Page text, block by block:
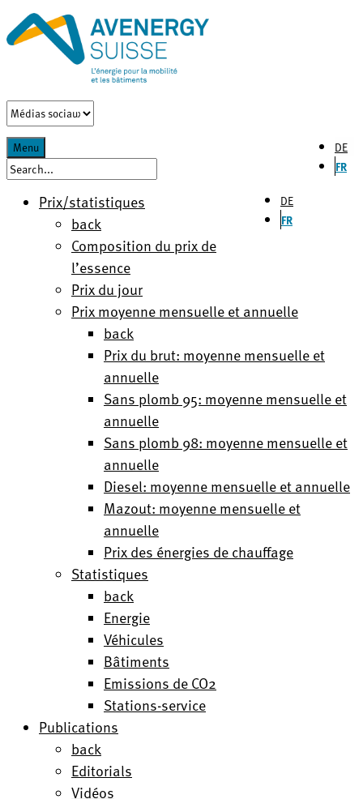
DE
FR
Menu
DE
FR
Prix/statistiques
back
Composition du prix de
l’essence
Prix du jour
Prix moyenne mensuelle et annuelle
back
Prix du brut: moyenne mensuelle et
annuelle
Sans plomb 95: moyenne mensuelle et
annuelle
Sans plomb 98: moyenne mensuelle et
annuelle
Diesel: moyenne mensuelle et annuelle
Mazout: moyenne mensuelle et
annuelle
Prix des énergies de chauffage
Statistiques
back
Energie
Véhicules
Bâtiments
Emissions de CO2
Stations-service
Publications
back
Editorials
Vidéos